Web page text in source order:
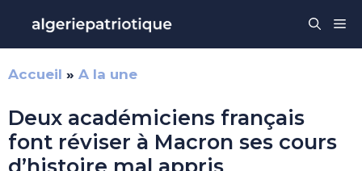
contenu
Accueil » A la une
Deux académiciens français
font réviser à Macron ses cours
d’histoire mal appris